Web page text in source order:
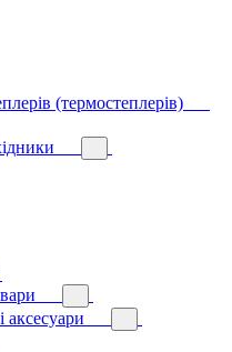
(термостеплерів)
аксесуари